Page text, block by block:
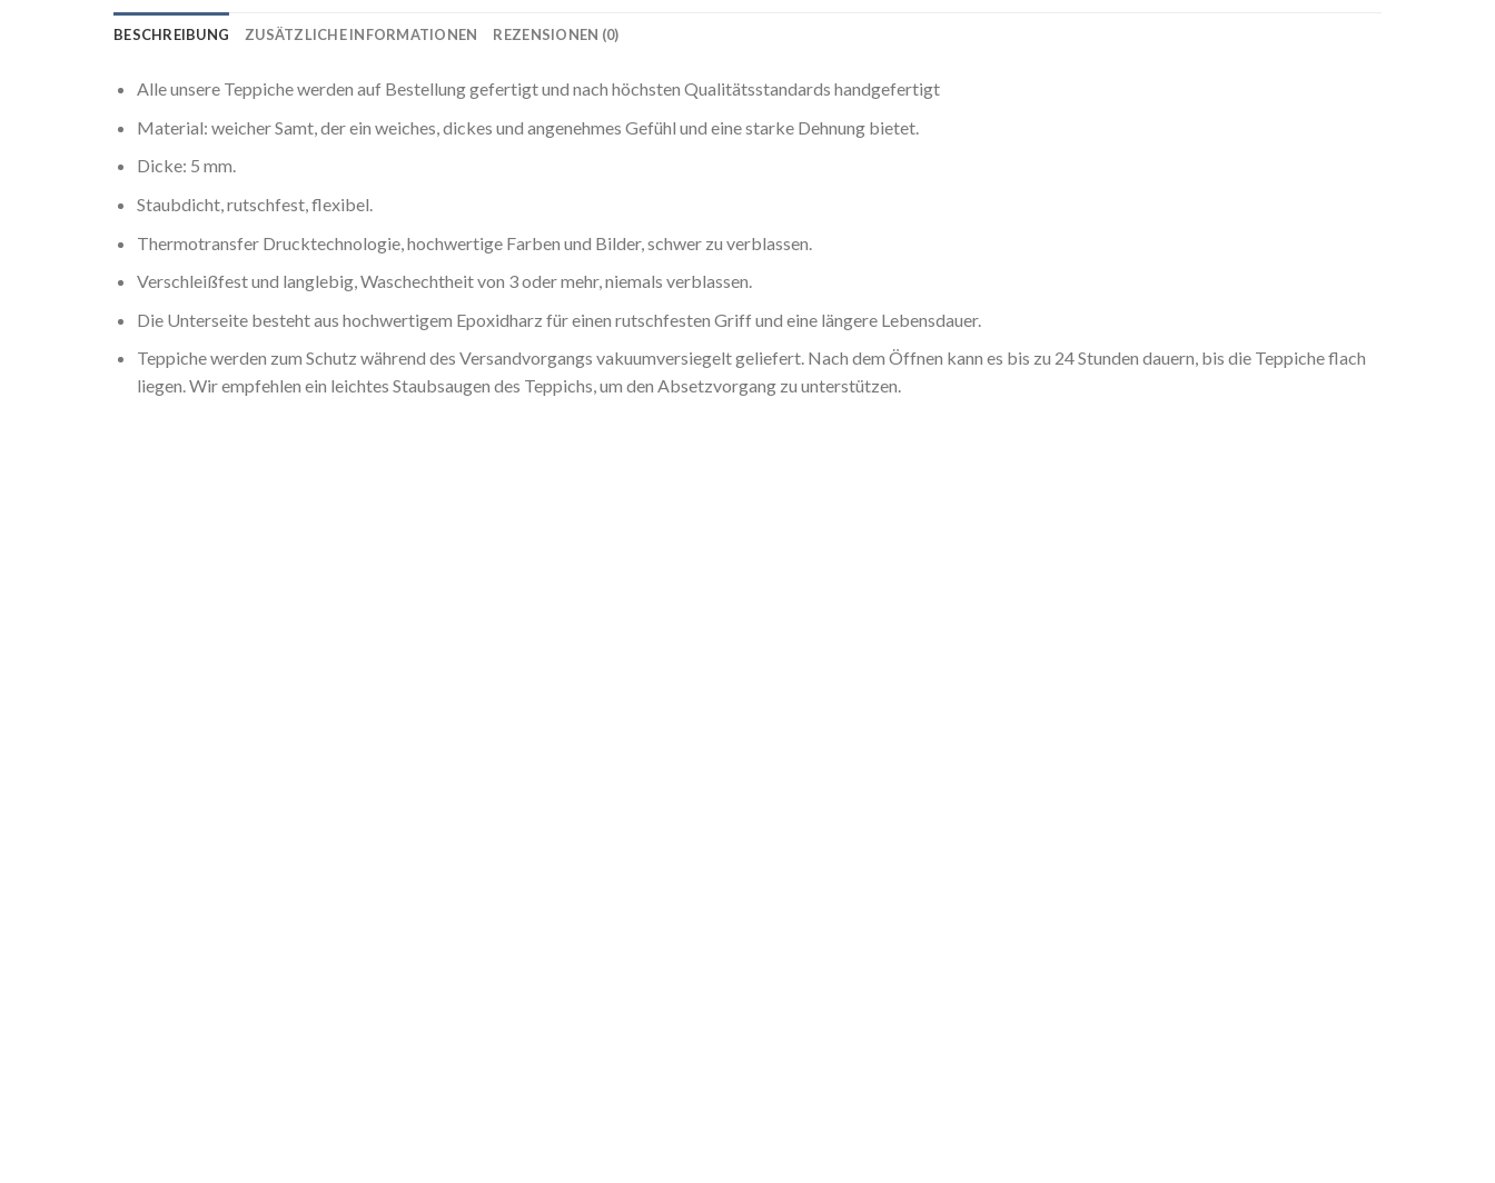
BESCHREIBUNG ZUSÄTZLICHE INFORMATIONEN REZENSIONEN (0)
Alle unsere Teppiche werden auf Bestellung gefertigt und nach höchsten Qualitätsstandards handgefertigt
Material: weicher Samt, der ein weiches, dickes und angenehmes Gefühl und eine starke Dehnung bietet.
Dicke: 5 mm.
Staubdicht, rutschfest, flexibel.
Thermotransfer Drucktechnologie, hochwertige Farben und Bilder, schwer zu verblassen.
Verschleißfest und langlebig, Waschechtheit von 3 oder mehr, niemals verblassen.
Die Unterseite besteht aus hochwertigem Epoxidharz für einen rutschfesten Griff und eine längere Lebensdauer.
Teppiche werden zum Schutz während des Versandvorgangs vakuumversiegelt geliefert. Nach dem Öffnen kann es bis zu 24 Stunden dauern, bis die Teppiche flach
liegen. Wir empfehlen ein leichtes Staubsaugen des Teppichs, um den Absetzvorgang zu unterstützen.